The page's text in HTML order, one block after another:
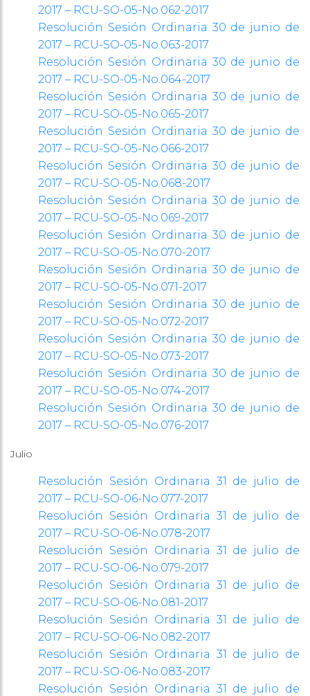
2017 – RCU-SO-05-No.062-2017
Resolución Sesión Ordinaria 30 de junio de
2017 – RCU-SO-05-No.063-2017
Resolución Sesión Ordinaria 30 de junio de
2017 – RCU-SO-05-No.064-2017
Resolución Sesión Ordinaria 30 de junio de
2017 – RCU-SO-05-No.065-2017
Resolución Sesión Ordinaria 30 de junio de
2017 – RCU-SO-05-No.066-2017
Resolución Sesión Ordinaria 30 de junio de
2017 – RCU-SO-05-No.068-2017
Resolución Sesión Ordinaria 30 de junio de
2017 – RCU-SO-05-No.069-2017
Resolución Sesión Ordinaria 30 de junio de
2017 – RCU-SO-05-No.070-2017
Resolución Sesión Ordinaria 30 de junio de
2017 – RCU-SO-05-No.071-2017
Resolución Sesión Ordinaria 30 de junio de
2017 – RCU-SO-05-No.072-2017
Resolución Sesión Ordinaria 30 de junio de
2017 – RCU-SO-05-No.073-2017
Resolución Sesión Ordinaria 30 de junio de
2017 – RCU-SO-05-No.074-2017
Resolución Sesión Ordinaria 30 de junio de
2017 – RCU-SO-05-No.076-2017
Julio
Resolución Sesión Ordinaria 31 de julio de
2017 – RCU-SO-06-No.077-2017
Resolución Sesión Ordinaria 31 de julio de
2017 – RCU-SO-06-No.078-2017
Resolución Sesión Ordinaria 31 de julio de
2017 – RCU-SO-06-No.079-2017
Resolución Sesión Ordinaria 31 de julio de
2017 – RCU-SO-06-No.081-2017
Resolución Sesión Ordinaria 31 de julio de
2017 – RCU-SO-06-No.082-2017
Resolución Sesión Ordinaria 31 de julio de
2017 – RCU-SO-06-No.083-2017
Resolución Sesión Ordinaria 31 de julio de